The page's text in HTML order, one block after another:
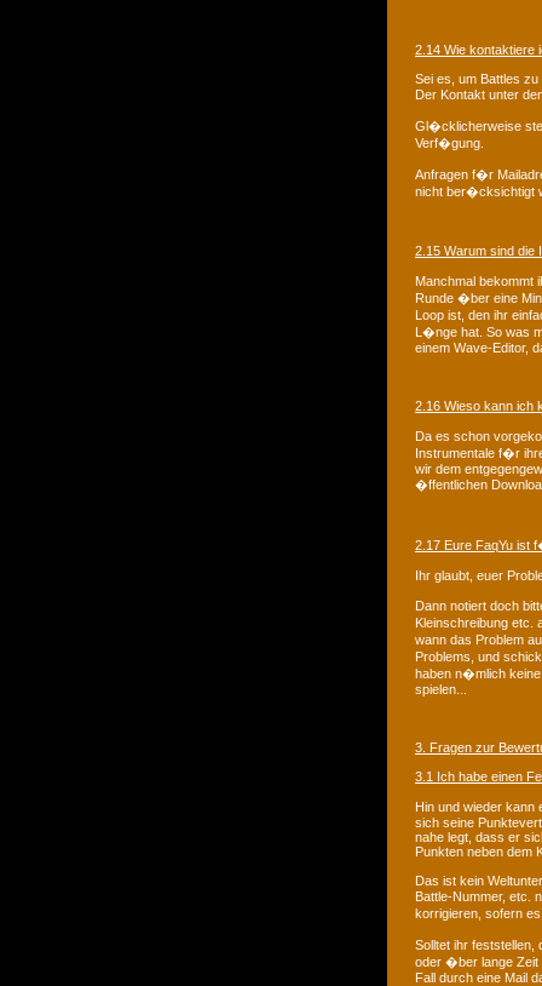
2.14 Wie kontaktiere
Sei es, um Battles
Der Kontakt unter
Gl�cklicherweise
Verf�gung.
Anfragen f�r
nicht ber�cksichtigt
2.15 Warum sind die
Manchmal bekommt
Runde �ber eine
Loop ist, den ihr
L�nge hat. So was
einem Wave-Editor,
2.16 Wieso kann ich
Da es schon
Instrumentale f�r
wir dem
�ffentlichen
2.17 Eure FaqYu ist
Ihr glaubt, euer
Dann notiert doch
Kleinschreibung etc.
wann das Problem
Problems, und
haben n�mlich
spielen...
3. Fragen zur
3.1 Ich habe einen
Hin und wieder kann
sich seine
nahe legt, dass er
Punkten neben dem
Das ist kein
Battle-Nummer, etc.
korrigieren, sofern
Solltet ihr
oder �ber lange Zeit
Fall durch eine Mail